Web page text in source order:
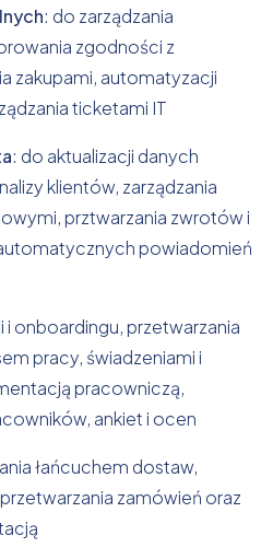
: do zarządzania
zgodności z
zakupami, automatyzacji
ticketami IT
: do aktualizacji danych
klientów, zarządzania
prztwarzania zwrotów i
powiadomień
i onboardingu, przetwarzania
pracy, świadzeniami i
pracowniczą,
ankiet i ocen
łańcuchem dostaw,
zamówień oraz